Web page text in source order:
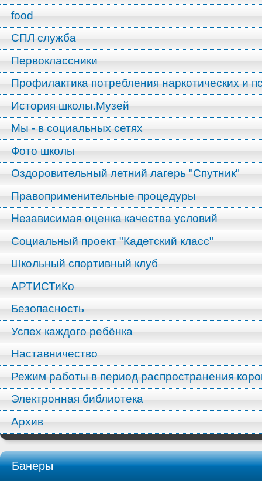
food
СПЛ служба
Первоклассники
Профилактика потребления наркотических и
История школы.Музей
Мы - в социальных сетях
Фото школы
Оздоровительный летний лагерь "Спутник"
Правоприменительные процедуры
Независимая оценка качества условий
Социальный проект "Кадетский класс"
Школьный спортивный клуб
АРТИСТиКо
Безопасность
Успех каждого ребёнка
Наставничество
Режим работы в период распространения
Электронная библиотека
Архив
Банеры